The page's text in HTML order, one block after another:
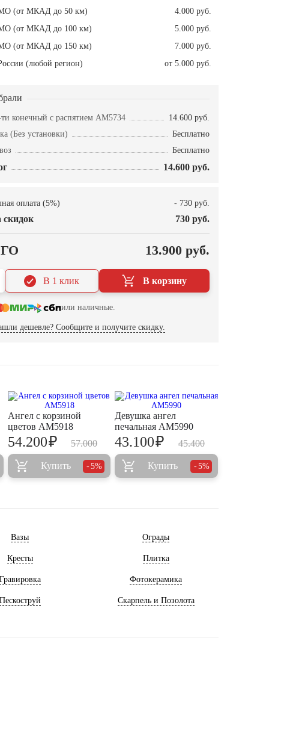
(от МКАД до 50 км)
4.000 руб.
(от МКАД до 100 км)
5.000 руб.
(от МКАД до 150 км)
7.000 руб.
(любой регион)
от 5.000 руб.
конечный с распятием AM5734
14.600 руб.
(Без установки)
Бесплатно
Бесплатно
14.600 руб.
оплата (5%) - 730 руб.
730 руб.
13.900 руб.
В корзину
В 1 клик
или наличные.
дешевле? Сообщите и получите скидку.
Ангел с корзиной
цветов AM5918
57.000
54.200₽
Купить 5%
Девушка ангел
печальная AM5990
45.400
43.100₽
Купить 5%
Вазы Ограды
Кресты Плитка
Гравировка Фотокерамика
Пескоструй Скарпель и Позолота